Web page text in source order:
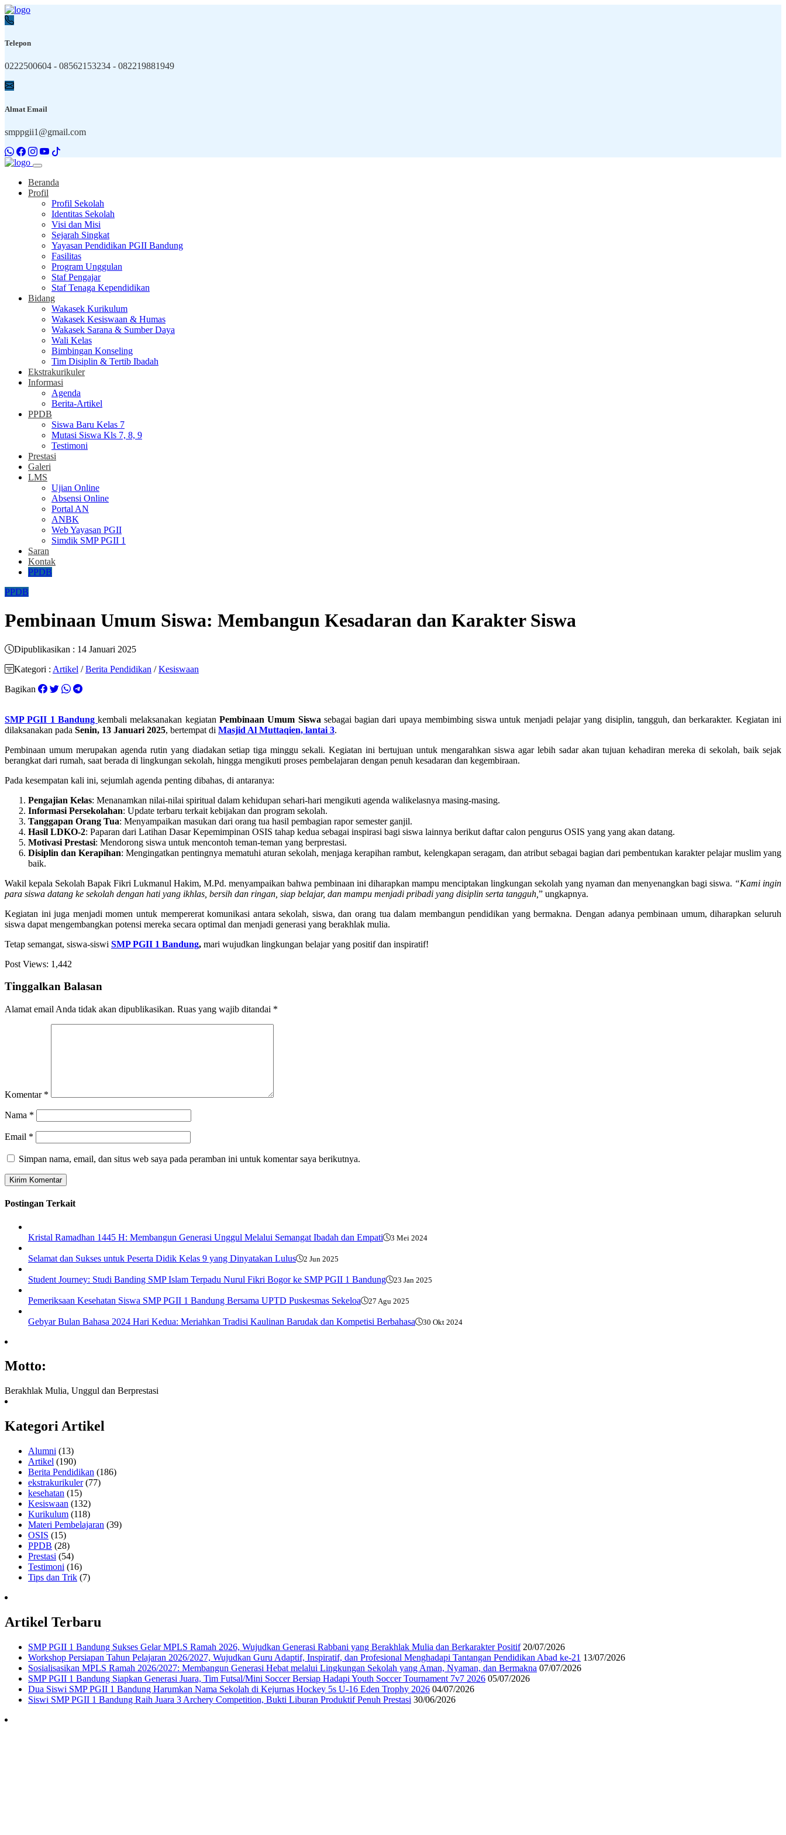
Telepon
0222500604 - 08562153234 - 082219881949
Almat Email
smppgii1@gmail.com
Beranda
Profil
Profil Sekolah
Identitas Sekolah
Visi dan Misi
Sejarah Singkat
Yayasan Pendidikan PGII Bandung
Fasilitas
Program Unggulan
Staf Pengajar
Staf Tenaga Kependidikan
Bidang
Wakasek Kurikulum
Wakasek Kesiswaan & Humas
Wakasek Sarana & Sumber Daya
Wali Kelas
Bimbingan Konseling
Tim Disiplin & Tertib Ibadah
Ekstrakurikuler
Informasi
Agenda
Berita-Artikel
PPDB
Siswa Baru Kelas 7
Mutasi Siswa Kls 7, 8, 9
Testimoni
Prestasi
Galeri
LMS
Ujian Online
Absensi Online
Portal AN
ANBK
Web Yayasan PGII
Simdik SMP PGII 1
Saran
Kontak
PPDB
PPDB
Pembinaan Umum Siswa: Membangun Kesadaran dan Karakter Siswa
Dipublikasikan : 14 Januari 2025
Kategori : Artikel /Berita Pendidikan /Kesiswaan
Bagikan
SMP PGII 1 Bandungkembali melaksanakan kegiatan Pembinaan Umum Siswa sebagai bagian dari upaya membimbing siswa untuk menjadi pelajar yang disiplin, tangguh, dan berkarakter. Kegiatan ini
dilaksanakan pada Senin, 13 Januari 2025, bertempat di Masjid Al Muttaqien, lantai 3.
Pembinaan umum merupakan agenda rutin yang diadakan setiap tiga minggu sekali. Kegiatan ini bertujuan untuk mengarahkan siswa agar lebih sadar akan tujuan kehadiran mereka di sekolah, baik sejak
berangkat dari rumah, saat berada di lingkungan sekolah, hingga mengikuti proses pembelajaran dengan penuh kesadaran dan kegembiraan.
Pada kesempatan kali ini, sejumlah agenda penting dibahas, di antaranya:
Pengajian Kelas: Menanamkan nilai-nilai spiritual dalam kehidupan sehari-hari mengikuti agenda walikelasnya masing-masing.
Informasi Persekolahan: Update terbaru terkait kebijakan dan program sekolah.
Tanggapan Orang Tua: Menyampaikan masukan dari orang tua hasil pembagian rapor semester ganjil.
Hasil LDKO-2: Paparan dari Latihan Dasar Kepemimpinan OSIS tahap kedua sebagai inspirasi bagi siswa lainnya berikut daftar calon pengurus OSIS yang yang akan datang.
Motivasi Prestasi: Mendorong siswa untuk mencontoh teman-teman yang berprestasi.
Disiplin dan Kerapihan: Mengingatkan pentingnya mematuhi aturan sekolah, menjaga kerapihan rambut, kelengkapan seragam, dan atribut sebagai bagian dari pembentukan karakter pelajar muslim yang
baik.
Wakil kepala Sekolah Bapak Fikri Lukmanul Hakim, M.Pd. menyampaikan bahwa pembinaan ini diharapkan mampu menciptakan lingkungan sekolah yang nyaman dan menyenangkan bagi siswa. “Kami ingin
para siswa datang ke sekolah dengan hati yang ikhlas, bersih dan ringan, siap belajar, dan mampu menjadi pribadi yang disiplin serta tangguh, ” ungkapnya.
Kegiatan ini juga menjadi momen untuk mempererat komunikasi antara sekolah, siswa, dan orang tua dalam membangun pendidikan yang bermakna. Dengan adanya pembinaan umum, diharapkan seluruh
siswa dapat mengembangkan potensi mereka secara optimal dan menjadi generasi yang berakhlak mulia.
Tetap semangat, siswa-siswi SMP PGII 1 Bandung, mari wujudkan lingkungan belajar yang positif dan inspiratif!
Post Views: 1,442
Tinggalkan Balasan
Alamat email Anda tidak akan dipublikasikan. Ruas yang wajib ditandai *
Komentar *
Nama *
Email *
Simpan nama, email, dan situs web saya pada peramban ini untuk komentar saya berikutnya.
Postingan Terkait
Kristal Ramadhan 1445 H: Membangun Generasi Unggul Melalui Semangat Ibadah dan Empati 3 Mei 2024
Selamat dan Sukses untuk Peserta Didik Kelas 9 yang Dinyatakan Lulus 2 Jun 2025
Student Journey: Studi Banding SMP Islam Terpadu Nurul Fikri Bogor ke SMP PGII 1 Bandung 23 Jan 2025
Pemeriksaan Kesehatan Siswa SMP PGII 1 Bandung Bersama UPTD Puskesmas Sekeloa 27 Agu 2025
Gebyar Bulan Bahasa 2024 Hari Kedua: Meriahkan Tradisi Kaulinan Barudak dan Kompetisi Berbahasa 30 Okt 2024
Motto:
Berakhlak Mulia, Unggul dan Berprestasi
Kategori Artikel
Alumni (13)
Artikel (190)
Berita Pendidikan (186)
ekstrakurikuler(77)
kesehatan (15)
Kesiswaan (132)
Kurikulum (118)
Materi Pembelajaran (39)
OSIS (15)
PPDB (28)
Prestasi (54)
Testimoni (16)
Tips dan Trik (7)
Artikel Terbaru
SMP PGII 1 Bandung Sukses Gelar MPLS Ramah 2026, Wujudkan Generasi Rabbani yang Berakhlak Mulia dan Berkarakter Positif 20/07/2026
Workshop Persiapan Tahun Pelajaran 2026/2027, Wujudkan Guru Adaptif, Inspiratif, dan Profesional Menghadapi Tantangan Pendidikan Abad ke-21 13/07/2026
Sosialisasikan MPLS Ramah 2026/2027: Membangun Generasi Hebat melalui Lingkungan Sekolah yang Aman, Nyaman, dan Bermakna 07/07/2026
SMP PGII 1 Bandung Siapkan Generasi Juara, Tim Futsal/Mini Soccer Bersiap Hadapi Youth Soccer Tournament 7v7 2026 05/07/2026
Dua Siswi SMP PGII 1 Bandung Harumkan Nama Sekolah di Kejurnas Hockey 5s U-16 Eden Trophy 2026 04/07/2026
Siswi SMP PGII 1 Bandung Raih Juara 3 Archery Competition, Bukti Liburan Produktif Penuh Prestasi 30/06/2026